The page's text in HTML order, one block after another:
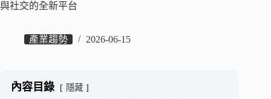
與社交的全新平台
產業趨勢 2026-06-15
內容目錄 隱藏